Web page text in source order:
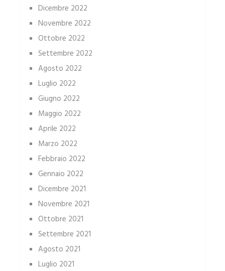
Dicembre 2022
Novembre 2022
Ottobre 2022
Settembre 2022
Agosto 2022
Luglio 2022
Giugno 2022
Maggio 2022
Aprile 2022
Marzo 2022
Febbraio 2022
Gennaio 2022
Dicembre 2021
Novembre 2021
Ottobre 2021
Settembre 2021
Agosto 2021
Luglio 2021